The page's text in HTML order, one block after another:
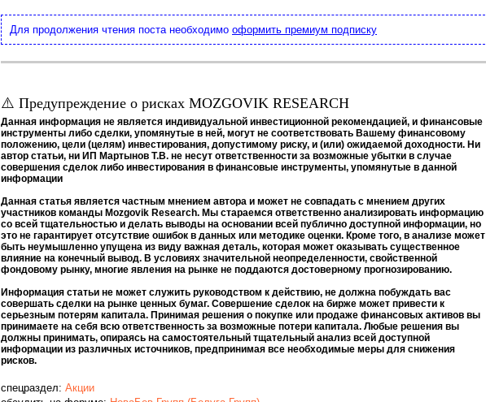
Для продолжения чтения поста необходимо оформить премиум подписку
⚠️ Предупреждение о рисках MOZGOVIK RESEARCH
Данная информация не является индивидуальной инвестиционной рекомендацией, и финансовые
инструменты либо сделки, упомянутые в ней, могут не соответствовать Вашему финансовому
положению, цели (целям) инвестирования, допустимому риску, и (или) ожидаемой доходности. Ни
автор статьи, ни ИП Мартынов Т.В. не несут ответственности за возможные убытки в случае
совершения сделок либо инвестирования в финансовые инструменты, упомянутые в данной
информации
Данная статья является частным мнением автора и может не совпадать с мнением других
участников команды Mozgovik Research. Мы стараемся ответственно анализировать информацию
со всей тщательностью и делать выводы на основании всей публично доступной информации, но
это не гарантирует отсутствие ошибок в данных или методике оценки. Кроме того, в анализе может
быть неумышленно упущена из виду важная деталь, которая может оказывать существенное
влияние на конечный вывод. В условиях значительной неопределенности, свойственной
фондовому рынку, многие явления на рынке не поддаются достоверному прогнозированию.
Информация статьи не может служить руководством к действию, не должна побуждать вас
совершать сделки на рынке ценных бумаг. Совершение сделок на бирже может привести к
серьезным потерям капитала. Принимая решения о покупке или продаже финансовых активов вы
принимаете на себя всю ответственность за возможные потери капитала. Любые решения вы
должны принимать, опираясь на самостоятельный тщательный анализ всей доступной
информации из различных источников, предпринимая все необходимые меры для снижения
рисков.
спецраздел: Акции